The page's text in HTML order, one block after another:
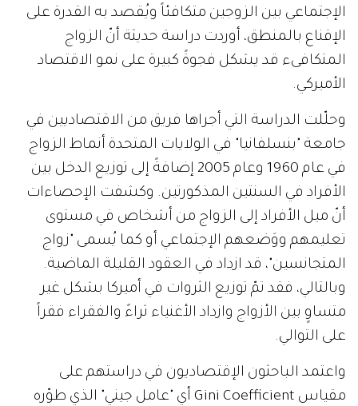
الإجتماعي بين الزوجين متكافئاً ويُقصد به القدرة على
الإقناع بالمنطق، أوردت دراسة حديثة أنّ الزواج
المتكافىء قد يشكل فجوةً كبيرة على نمو الاقتصاد
الأميركي.
وحلّلت الدراسة التي أجراها فريق من الاقتصاديين في
جامعة "بنسلفانيا" في الولايات المتحدة أنماط الزواج
في عام 1960 وعام 2005 إضافةً إلى توزيع الدخل بين
الأفراد في السنتين المذكورتين. وكشفت الإحصاءات
أنّ ميل الأفراد إلى الزواج من أشخاص في مستوى
تعليمهم ووَضعهم الإجتماعي أو كما يُسمى "زواج
المتجانسين"، قد ازداد في العقود القليلة الماضية.
وبالتالي، فقد تمّ توزيع الثروات في أميركا بشكل غير
متساوٍ بين الأزواج وازداد الأغنياء ثراءً والفقراء فقراً
على التوالي.
واعتمد الباحثون الإقتصاديون في دراستهم على
مقياس Gini Coefficient أي "عامل جيني" الذي طوّره